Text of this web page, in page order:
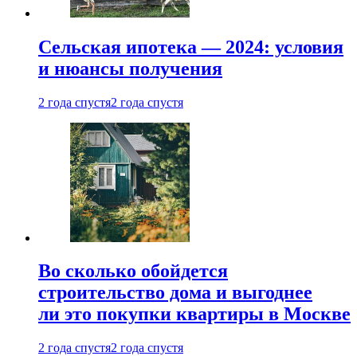
Сельская ипотека — 2024: условия
и нюансы получения
2 года спустя2 года спустя
Во сколько обойдется
строительство дома и выгоднее
ли это покупки квартиры в Москве
2 года спустя2 года спустя